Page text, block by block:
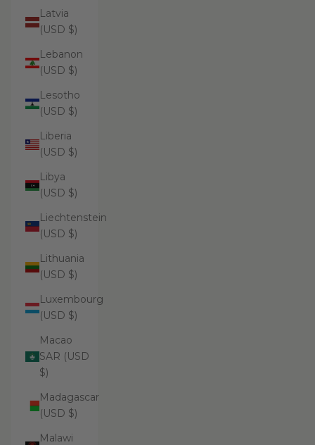
Latvia
(USD $)
Lebanon
(USD $)
Lesotho
(USD $)
Liberia
(USD $)
Libya
(USD $)
Liechtenstein
(USD $)
Lithuania
(USD $)
Luxembourg
(USD $)
Macao
SAR (USD
$)
Madagascar
(USD $)
Malawi